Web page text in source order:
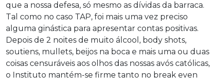
que a nossa defesa, só mesmo as dívidas da barraca.
Tal como no caso TAP, foi mais uma vez preciso
alguma ginástica para apresentar contas positivas.
Depois de 2 noites de muito álcool, body shots,
soutiens, mullets, beijos na boca e mais uma ou duas
coisas censuráveis aos olhos das nossas avós católicas,
o Instituto mantém-se firme tanto no break even